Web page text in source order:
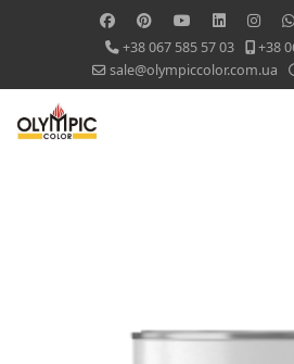
+38 067 585 57 03
+38
sale@olympiccolor.com.ua